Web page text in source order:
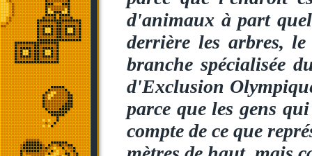
d'animaux à part
derrière les arbres,
branche spécialisée
d'Exclusion
parce que les gens
compte de ce que